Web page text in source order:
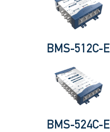
BMS-512C-E
BMS-524C-E